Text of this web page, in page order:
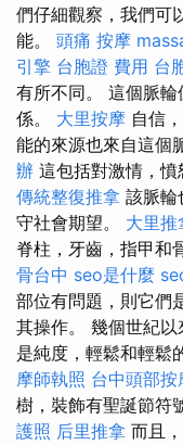
們仔細觀察，我們可
能。 頭痛 按摩
引擎 台胞證 費用 台
有所不同。 這個脈
係。 大里按摩 自信
能的來源也來自這個
辦 這包括對激情，憤
傳統整復推拿 該脈輪
守社會期望。 大里推
脊柱，牙齒，指甲和
骨台中 seo是什麼
部位有問題，則它們
其操作。 幾個世紀
是純度，輕鬆和輕鬆
摩師執照 台中頭部按
樹，裝飾有聖誕節符
護照 后里推拿 而且